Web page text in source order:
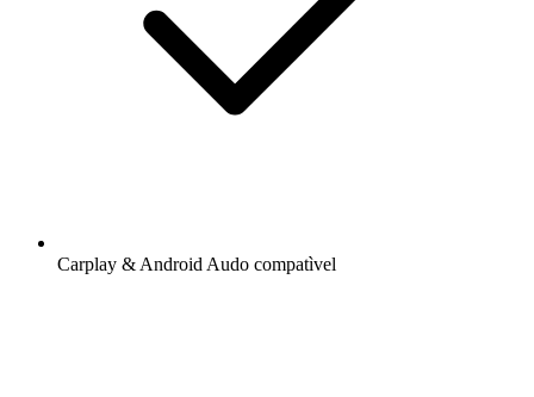
Carplay & Android Audo compatìvel